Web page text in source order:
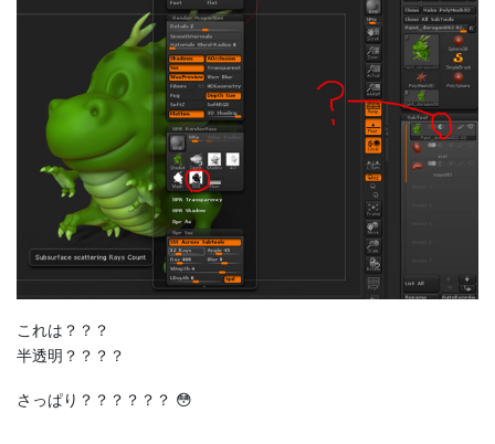
これは？？？
半透明？？？？
さっぱり？？？？？？ 😳